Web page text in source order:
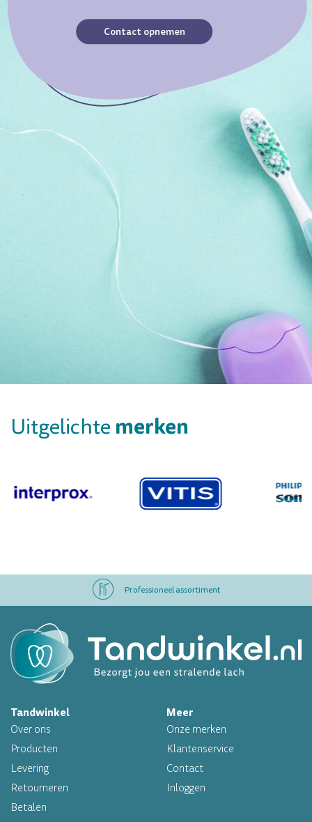
Contact opnemen
Uitgelichte merken
Altijd op voorraad
Altijd op voorraad
Op werkdagen voor 16.00 uur besteld, morgen in huis
Tandwinkel
Over ons
Producten
Levering
Retourneren
Betalen
Meer
Onze merken
Klantenservice
Contact
Inloggen